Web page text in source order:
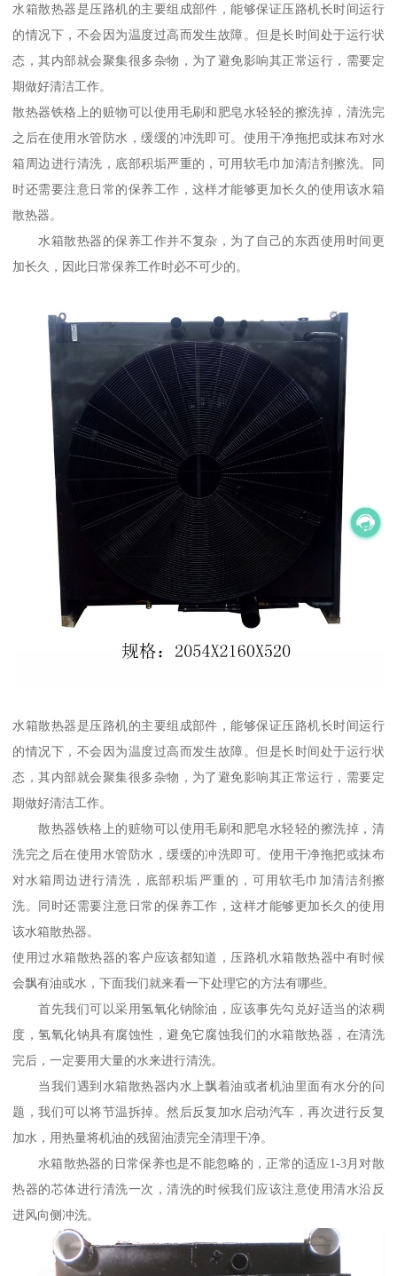
水箱散热器是压路机的主要组成部件，能够保证压路机长时间运行
的情况下，不会因为温度过高而发生故障。但是长时间处于运行状
态，其内部就会聚集很多杂物，为了避免影响其正常运行，需要定
期做好清洁工作。
散热器铁格上的赃物可以使用毛刷和肥皂水轻轻的擦洗掉，清洗完
之后在使用水管防水，缓缓的冲洗即可。使用干净拖把或抹布对水
箱周边进行清洗，底部积垢严重的，可用软毛巾加清洁剂擦洗。同
时还需要注意日常的保养工作，这样才能够更加长久的使用该水箱
散热器。
水箱散热器的保养工作并不复杂，为了自己的东西使用时间更
加长久，因此日常保养工作时必不可少的。
水箱散热器是压路机的主要组成部件，能够保证压路机长时间运行
的情况下，不会因为温度过高而发生故障。但是长时间处于运行状
态，其内部就会聚集很多杂物，为了避免影响其正常运行，需要定
期做好清洁工作。
散热器铁格上的赃物可以使用毛刷和肥皂水轻轻的擦洗掉，清
洗完之后在使用水管防水，缓缓的冲洗即可。使用干净拖把或抹布
对水箱周边进行清洗，底部积垢严重的，可用软毛巾加清洁剂擦
洗。同时还需要注意日常的保养工作，这样才能够更加长久的使用
该水箱散热器。
使用过水箱散热器的客户应该都知道，压路机水箱散热器中有时候
会飘有油或水，下面我们就来看一下处理它的方法有哪些。
首先我们可以采用氢氧化钠除油，应该事先勾兑好适当的浓稠
度，氢氧化钠具有腐蚀性，避免它腐蚀我们的水箱散热器，在清洗
完后，一定要用大量的水来进行清洗。
当我们遇到水箱散热器内水上飘着油或者机油里面有水分的问
题，我们可以将节温拆掉。然后反复加水启动汽车，再次进行反复
加水，用热量将机油的残留油渍完全清理干净。
水箱散热器的日常保养也是不能忽略的，正常的适应1-3月对散
热器的芯体进行清洗一次，清洗的时候我们应该注意使用清水沿反
进风向侧冲洗。